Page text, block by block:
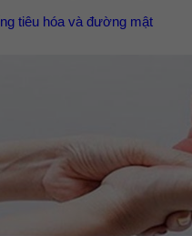
tiêu hóa và đường mật